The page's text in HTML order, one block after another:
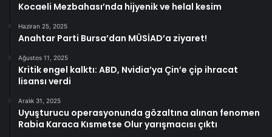
Kocaeli Mezbahası’nda hijyenik ve helal kesim
Haziran 25, 2025
Anahtar Parti Bursa’dan MÜSİAD’a ziyaret!
Ağustos 11, 2025
Kritik engel kalktı: ABD, Nvidia’ya Çin’e çip ihracat
lisansı verdi
Aralık 31, 2025
Uyuşturucu operasyonunda gözaltına alınan fenomen
Rabia Karaca Kısmetse Olur yarışmacısı çıktı